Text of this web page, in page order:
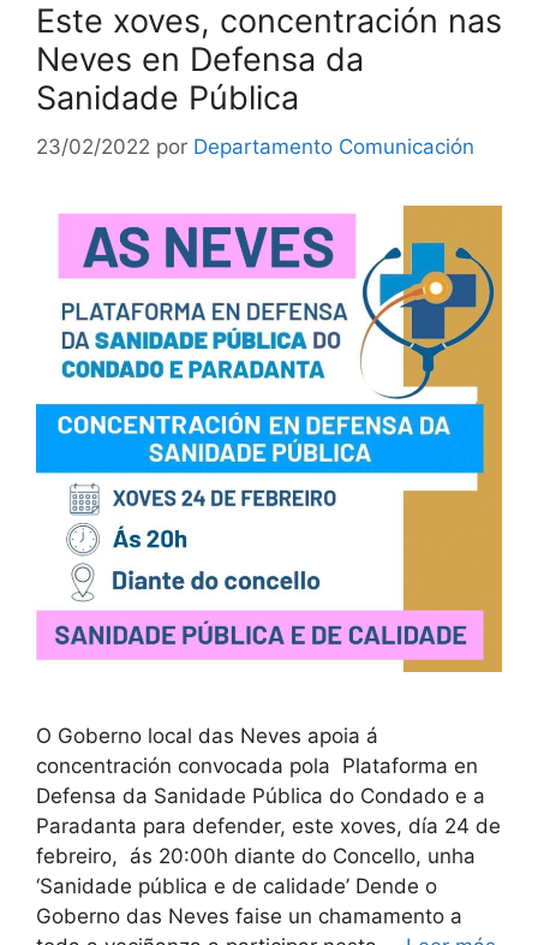
Este xoves, concentración nas
Neves en Defensa da
Sanidade Pública
23/02/2022 por Departamento Comunicación
O Goberno local das Neves apoia á
concentración convocada pola Plataforma en
Defensa da Sanidade Pública do Condado e a
Paradanta para defender, este xoves, día 24 de
febreiro, ás 20:00h diante do Concello, unha
‘Sanidade pública e de calidade’ Dende o
Goberno das Neves faise un chamamento a